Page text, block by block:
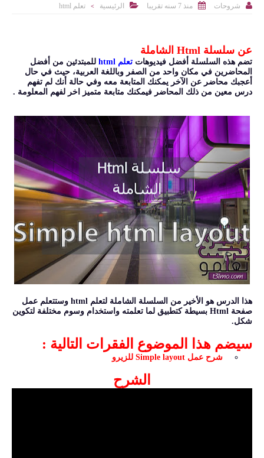
 شروحات  منذ 7 سنه تقريبا  الرئيسية > تعلم html
عن سلسلة Html الشاملة
تضم هذه السلسلة أفضل فيديوهات تعلم html
للمبتدئين من أفضل
المحاضرين في مكان واحد من الصفر وباللغة العربية، حيث في حال
أعجبك محاضر عن الآخر يمكنك المتابعة معه وفي حالة أنك لم تفهم
درس معين من ذلك المحاضر فيمكنك متابعة متميز اخر لفهم المعلومة .
هذا الدرس هو الأخير من السلسلة الشاملة لتعلم html وستتعلم عمل
صفحة Html بسيطة كتطبيق لما تعلمته واستخدام وسوم مختلفة لتكوين
شكل.
سيضم هذا الموضوع الفقرات التالية :
شرح عمل Simple layout للزيرو
الشرح